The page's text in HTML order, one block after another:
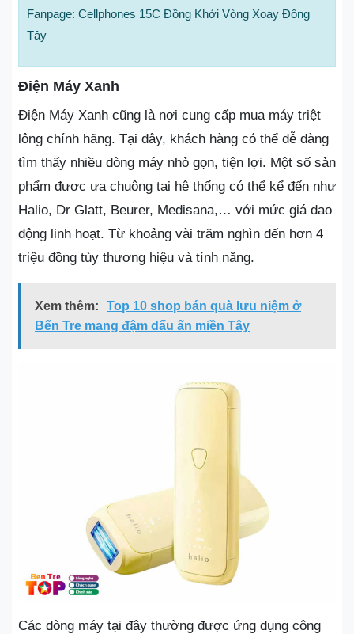
Fanpage: Cellphones 15C Đồng Khởi Vòng Xoay Đông
Tây
Điện Máy Xanh
Điện Máy Xanh cũng là nơi cung cấp mua máy triệt
lông chính hãng. Tại đây, khách hàng có thể dễ dàng
tìm thấy nhiều dòng máy nhỏ gọn, tiện lợi. Một số sản
phẩm được ưa chuộng tại hệ thống có thể kể đến như
Halio, Dr Glatt, Beurer, Medisana,… với mức giá dao
động linh hoạt. Từ khoảng vài trăm nghìn đến hơn 4
triệu đồng tùy thương hiệu và tính năng.
Xem thêm:
Top 10 shop bán quà lưu niệm ở
Bến Tre mang đậm dấu ấn miền Tây
Các dòng máy tại đây thường được ứng dụng công